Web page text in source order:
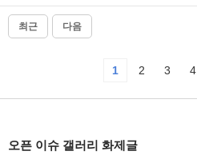
최근 다음
1 2 3 4
오픈 이슈 갤러리 화제글